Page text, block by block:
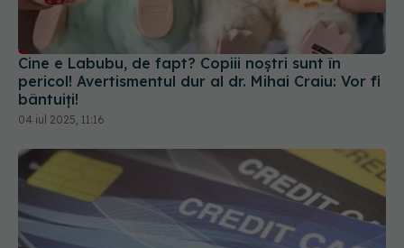
Cine e Labubu, de fapt? Copiii noștri sunt în
pericol! Avertismentul dur al dr. Mihai Craiu: Vor fi
bântuiți!
04 iul 2025, 11:16